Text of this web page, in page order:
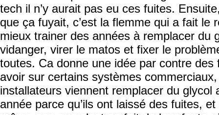
tech il n’y aurait pas eu ces fuites.
que ça fuyait, c’est la flemme qui a fait le
mieux trainer des années à remplacer du
vidanger, virer le matos et fixer le
toutes. Ca donne une idée par contre des
avoir sur certains systèmes
installateurs viennent remplacer du glycol
année parce qu’ils ont laissé des fuites,